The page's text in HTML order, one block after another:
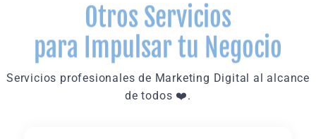
Otros Servicios
para Impulsar tu Negocio
Servicios profesionales de Marketing Digital al alcance
de todos ❤️.